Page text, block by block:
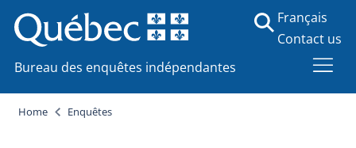
Bureau des enquêtes indépendantes
Français
Contact us
Home Enquêtes